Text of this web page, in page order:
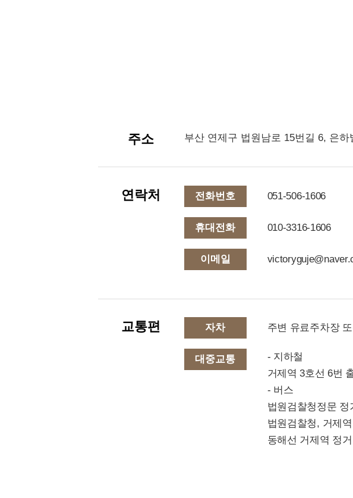
주소 부산 연제구 법원남로 15번길 6, 은하
연락처 전화번호 051-506-1606
휴대전화 010-3316-1606
이메일
교통편 자차 주변 유료주차장
대중교통
- 지하철
거제역 3호선 6번
- 버스
법원검찰청정문 정
법원검찰청, 거제
동해선 거제역 정